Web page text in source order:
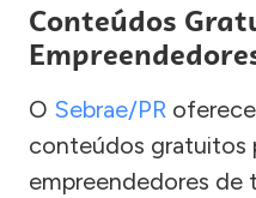
Conteúdos
O Sebrae/PR
conteúdos gratuitos
empreendedores de